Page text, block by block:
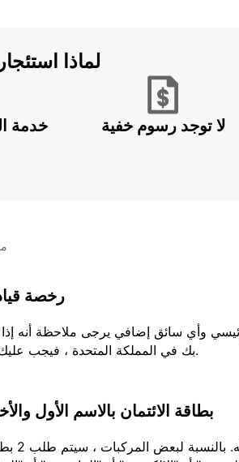
لماذا
خدمة
لا توجد رسوم خفية
رخصة
وأي سائق إضافي يرجى ملاحظة أنه
بك في المملكة المتحدة ، فيجب عليك إحضار كلا الجزأين من رخصتك.
بطاقة الائتمان بالاسم الأول
في حالة